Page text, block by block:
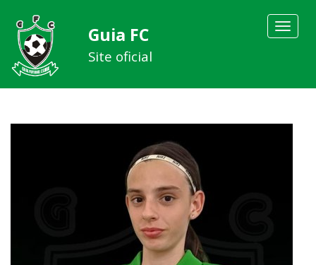
Toggle
Guia FC
Site oficial